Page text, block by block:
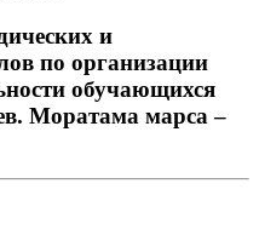
и
по организации
обучающихся
Моратама марса –